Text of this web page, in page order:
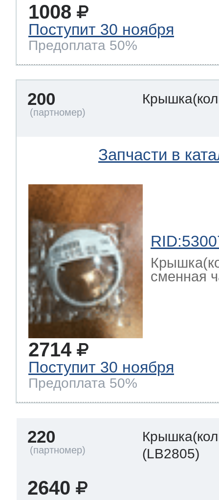
1008
Поступит 30 ноября
Предоплата 50%
200
Запчасти в
сменная
2714
Поступит 30 ноября
Предоплата 50%
220
(LB2805)
2640